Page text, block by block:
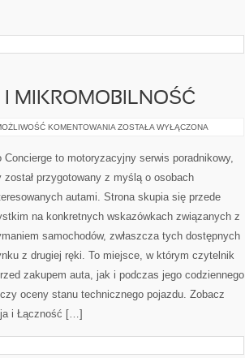
MIKROMOBILNOŚĆ
KOMENTOWANIA MOBILNOŚĆ
MIKROMOBILNOŚĆ
ZOSTAŁA WYŁĄCZONA
Concierge to motoryzacyjny serwis poradnikowy,
został przygotowany z myślą o osobach
autami. Strona skupia się przede
na konkretnych wskazówkach związanych z
samochodów, zwłaszcza tych dostępnych
z drugiej ręki. To miejsce, w którym czytelnik
zakupem auta, jak i podczas jego codziennego
oceny stanu technicznego pojazdu. Zobacz
i Łączność […]